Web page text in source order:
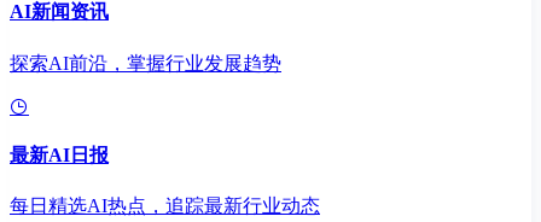
AI新闻资讯
探索AI前沿，掌握行业发展趋势
最新AI日报
每日精选AI热点，追踪最新行业动态